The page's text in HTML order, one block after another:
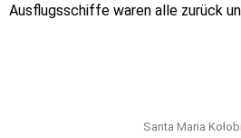
Ausflugsschiffe waren alle zurück
Santa Maria